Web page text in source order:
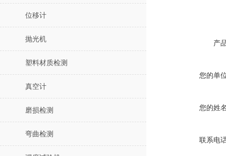
位移计
抛光机
塑料材质检测
真空计
磨损检测
弯曲检测
产
您的单
您的姓
联系电